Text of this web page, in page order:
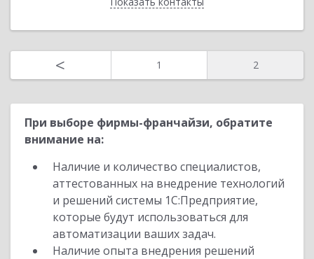
< 1 2
При выборе фирмы-франчайзи, обратите
внимание на:
Наличие и количество специалистов,
аттестованных на внедрение технологий
и решений системы 1С:Предприятие,
которые будут использоваться для
автоматизации ваших задач.
Наличие опыта внедрения решений